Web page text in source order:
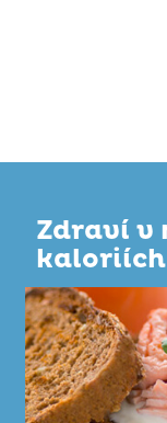
Zdraví v
kaloriích